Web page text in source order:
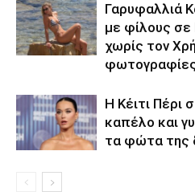
Γαρυφαλλιά
με φίλους σε
χωρίς τον
Η Κέιτι Πέρι
καπέλο και
τα φώτα της